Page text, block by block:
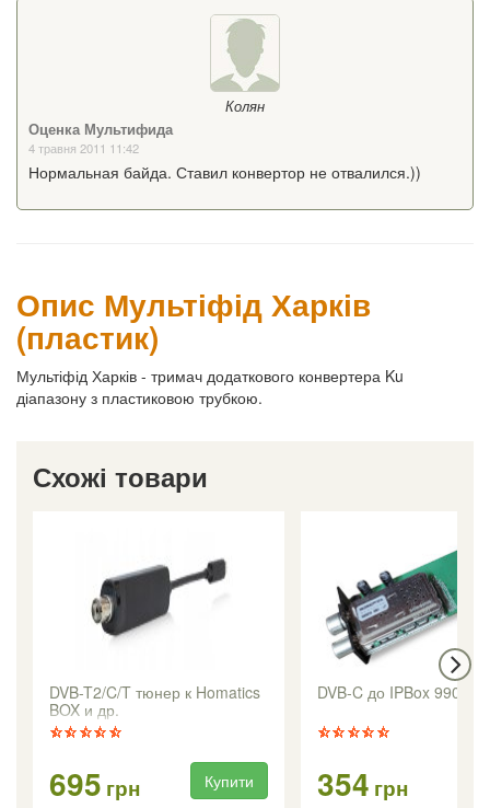
Колян
Оценка Мультифида
4 травня 2011 11:42
Нормальная байда. Ставил конвертор не отвалился.))
Опис Мультіфід Харків
(пластик)
Мультіфід Харків - тримач додаткового конвертера Ku
діапазону з пластиковою трубкою.
Схожі товари
DVB-T2/C/T тюнер к Homatics
BOX и др.
695 грн Купити
DVB-C до IPBox 9900HD
354 грн